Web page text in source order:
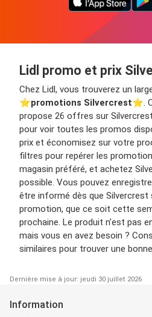
Lidl promo et prix
Chez Lidl, vous trouverez un
⭐️promotions Silvercrest⭐️.
propose 26 offres sur
pour voir toutes les promos
prix et économisez sur votre
filtres pour repérer les
magasin préféré, et achetez
possible. Vous pouvez
être informé dès que Silvercrest
promotion, que ce soit cette
prochaine. Le produit n’est pas
mais vous en avez besoin ?
similaires pour trouver une
Dernière mise à jour: jeudi 30 juillet 2026
Information